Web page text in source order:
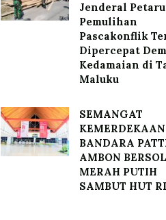
Jenderal
Pemulihan
Pascakonflik
Dipercepat
Kedamaian di
Maluku
SEMANGAT
BANDARA
AMBON
MERAH PUTIH
SAMBUT HUT